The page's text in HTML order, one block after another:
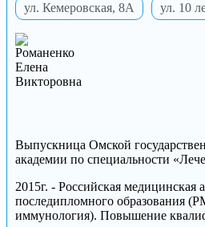
ул. Кемеровская, 8А ул. 10
Выпускница Омской
академии по специальности
2015г. - Российская медицинская
последипломного образования
иммунология). Повышение